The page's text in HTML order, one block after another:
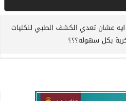
عشان تعدي الكشف الطبي للكليات
بكل سهوله؟؟؟